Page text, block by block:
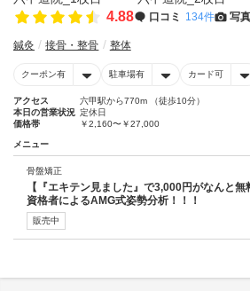
4.88 口コミ 134件 写真
鍼灸 接骨・整骨 整体
クーポン有 駐車場有 カード可
アクセス
六甲駅から770m （徒歩10分）
本日の営業状況 定休日
価格帯
￥2,160〜￥27,000
メニュー
骨盤矯正
【『エキテン見ました』で3,000円がなんと
資格者によるAMG式姿勢分析！！！
販売中